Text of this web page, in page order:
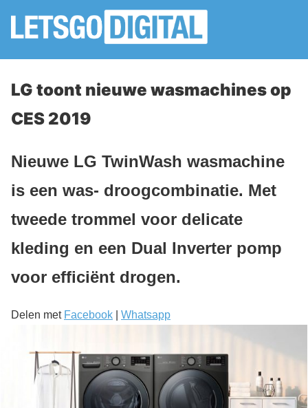
LG toont nieuwe wasmachines op
CES 2019
Nieuwe LG TwinWash wasmachine
is een was- droogcombinatie. Met
tweede trommel voor delicate
kleding en een Dual Inverter pomp
voor efficiënt drogen.
Delen met Facebook Whatsapp